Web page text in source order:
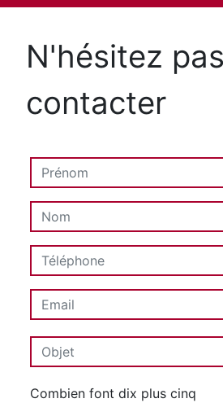
N'hésitez
contacter
Combien font dix plus cinq